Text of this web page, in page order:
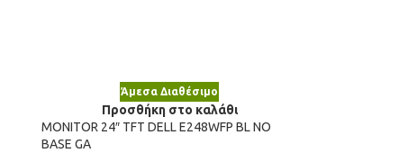
Άμεσα Διαθέσιμο
Προσθήκη στο καλάθι
MONITOR 24″ TFT DELL E248WFP BL NO
BASE GA